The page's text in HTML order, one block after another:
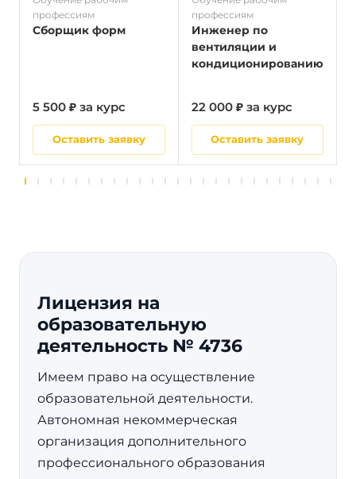
профессиям
Сборщик форм
5 500 ₽ за курс
Оставить заявку
профессиям
Инженер по
вентиляции и
кондиционированию
22 000 ₽ за курс
Оставить заявку
Лицензия на
образовательную
деятельность № 4736
Имеем право на осуществление
образовательной деятельности.
Автономная некоммерческая
организация дополнительного
профессионального образования